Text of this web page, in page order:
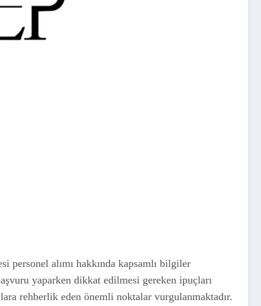
personel alımı hakkında kapsamlı bilgiler
yaparken dikkat edilmesi gereken ipuçları
rehberlik eden önemli noktalar vurgulanmaktadır.